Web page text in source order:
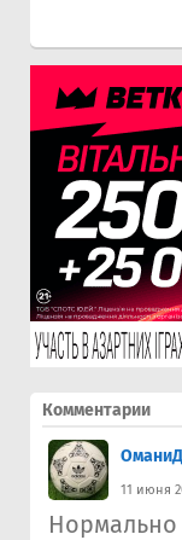
Комментарии
ОманиД
11 июня
Нормально